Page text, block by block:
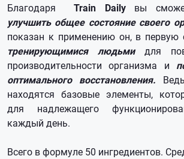
Благодаря
Train Dailyвы
улучшить общее состояние своего
показан к применению он, в первую
тренирующимися людьмидля
производительности организма и
оптимального восстановления.
находятся базовые элементы,
для надлежащего
каждый день.
Всего в формуле 50 ингредиентов.